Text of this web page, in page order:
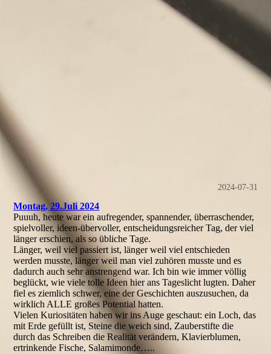
2024-07-31
Montag, 29.Juli 2024
Puuuh, heute war ein aufregender, spannender, überraschender,
spielvoller, ideen-übervoller, entscheidungsreicher Tag, der viel
länger erschien, als so übliche Tage.
Länger, weil viel passiert ist, länger weil viel entschieden
werden musste, länger weil man viel zuhören musste und es
dadurch auch sehr anstrengend war. Ich bin wie immer völlig
beglückt, wie viele tolle Ideen hier ans Tageslicht lugten. Daher
fiel es ziemlich schwer, eine der Geschichten auszusuchen, da
wirklich ALLE großes Potential hatten.
Vielen Kuriositäten haben wir ins Auge geschaut: ein Loch, das
mit Erde gefüllt ist, Steine die weich sind, Zauberstifte die
durch das Schreiben die Realität verändern, Klavierblumen,
ertrinkende Fische, Salamimonde…..